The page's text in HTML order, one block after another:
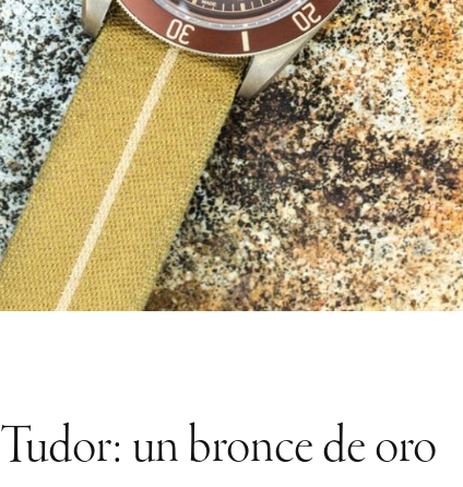
Tudor: un bronce de oro